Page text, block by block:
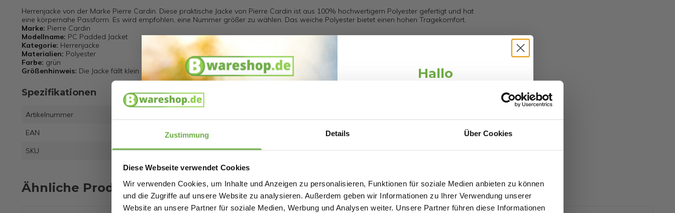
Zustimmung Details Über Cookies
Diese Webseite verwendet Cookies
Wir verwenden Cookies, um Inhalte und Anzeigen zu personalisieren, Funktionen für soziale Medien anbieten zu können
und die Zugriffe auf unsere Website zu analysieren. Außerdem geben wir Informationen zu Ihrer Verwendung unserer
Website an unsere Partner für soziale Medien, Werbung und Analysen weiter. Unsere Partner führen diese Informationen
Herrenjacke von der Marke Pierre Cardin. Diese praktische Jacke von Pierre Cardin ist aus 100% hochwertigem Polyester gefertigt und hat
eine körpernahe Passform. Es wird empfohlen, eine Nummer größer zu wählen. Das weiche Polyester bietet einen hohen Tragekomfort.
Marke: Pierre Cardin
Modellname: PC Padded Jacket
Kategorie: Herrenjacke
Materialien: Polyester
Farbe: grün
Größenhinweis: Die Jacke fällt klein aus, es wird empfohlen, eine Nummer größer zu wählen.
Spezifikationen
Artikelnummer
EAN
7435103054019
SKU
27534926
Ähnliche Produkte
Hallo
Schnäppchenjäger 👋